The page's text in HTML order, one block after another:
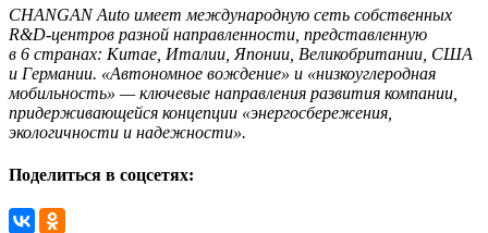
CHANGAN Auto имеет международную сеть собственных
R&D-центров разной направленности, представленную
в 6 странах: Китае, Италии, Японии, Великобритании, США
и Германии. «Автономное вождение» и «низкоуглеродная
мобильность» — ключевые направления развития компании,
придерживающейся концепции «энергосбережения,
экологичности и надежности».
Поделиться в соцсетях: